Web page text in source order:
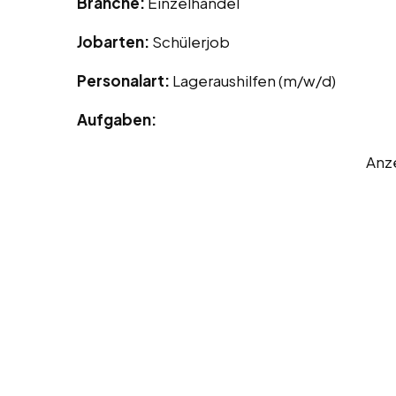
Jobarten: Schülerjob
Personalart: Lageraushilfen (m/w/d)
Aufgaben: